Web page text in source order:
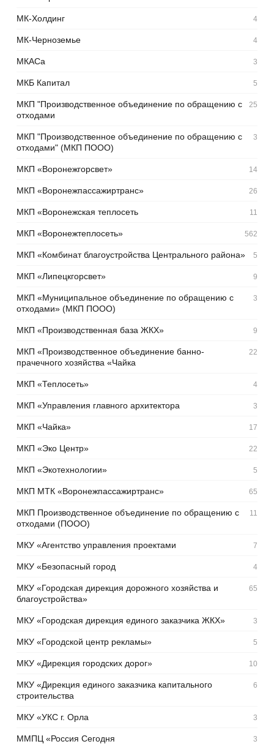
МК-Холдинг 4
МК-Черноземье 4
МКАСа 3
МКБ Капитал 5
МКП "Производственное объединение по обращению с
отходами
25
МКП "Производственное объединение по обращению с
отходами" (МКП ПООО)
3
МКП «Воронежгорсвет» 14
МКП «Воронежпассажиртранс» 26
МКП «Воронежская теплосеть 11
МКП «Воронежтеплосеть» 562
МКП «Комбинат благоустройства Центрального района» 5
МКП «Липецкгорсвет» 9
МКП «Муниципальное объединение по обращению с
отходами» (МКП ПООО)
3
МКП «Производственная база ЖКХ» 9
МКП «Производственное объединение банно-
прачечного хозяйства «Чайка
22
МКП «Теплосеть» 4
МКП «Управления главного архитектора 3
МКП «Чайка» 17
МКП «Эко Центр» 22
МКП «Экотехнологии» 5
МКП МТК «Воронежпассажиртранс» 65
МКП Производственное объединение по обращению с
отходами (ПООО)
11
МКУ «Агентство управления проектами 7
МКУ «Безопасный город 4
МКУ «Городская дирекция дорожного хозяйства и
благоустройства»
65
МКУ «Городская дирекция единого заказчика ЖКХ» 3
МКУ «Городской центр рекламы» 5
МКУ «Дирекция городских дорог» 10
МКУ «Дирекция единого заказчика капитального
строительства
6
МКУ «УКС г. Орла 3
ММПЦ «Россия Сегодня 3